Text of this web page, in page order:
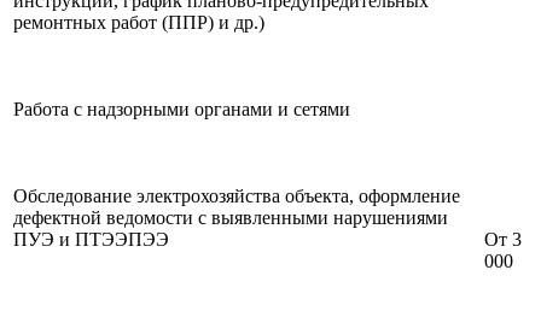
От 3
000
ремонтных работ (ППР) и др.)
Работа с надзорными органами и сетями
Обследование электрохозяйства объекта, оформление
дефектной ведомости с выявленными нарушениями
ПУЭ и ПТЭЭПЭЭ